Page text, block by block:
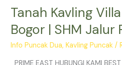
Tanah Kavling
Bogor | SHM Jalur
Info Puncak Dua,Kavling Puncak /